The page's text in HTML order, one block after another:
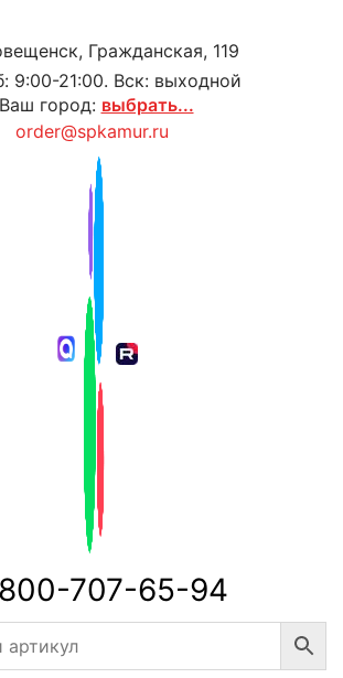
Гражданская, 119
9:00-21:00. Вск: выходной
Ваш город: выбрать...
order@spkamur.ru
707-65-94